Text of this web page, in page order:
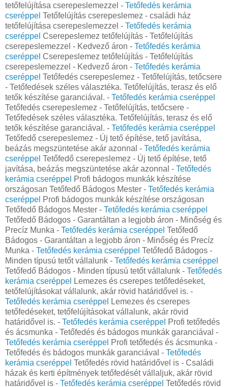
tetőfelújítása cserepeslemezzel - Tetőfedés kerámia
cseréppel Tetőfelújítás cserepeslemez - családi ház
tetőfelújítása cserepeslemezzel - Tetőfedés kerámia
cseréppel Cserepeslemez tetőfelújítás - Tetőfelújítás
cserepeslemezzel - Kedvező áron - Tetőfedés kerámia
cseréppel Cserepeslemez tetőfelújítás - Tetőfelújítás
cserepeslemezzel - Kedvező áron - Tetőfedés kerámia
cseréppel Tetőfedés cserepeslemez - Tetőfelújítás, tetőcsere
- Tetőfedések széles választéka. Tetőfelújítás, terasz és elő
tetők készítése garanciával. - Tetőfedés kerámia cseréppel
Tetőfedés cserepeslemez - Tetőfelújítás, tetőcsere -
Tetőfedések széles választéka. Tetőfelújítás, terasz és elő
tetők készítése garanciával. - Tetőfedés kerámia cseréppel
Tetőfedő cserepeslemez - Új tető építése, tető javítása,
beázás megszüntetése akár azonnal - Tetőfedés kerámia
cseréppel Tetőfedő cserepeslemez - Új tető építése, tető
javítása, beázás megszüntetése akár azonnal - Tetőfedés
kerámia cseréppel Profi bádogos munkák készítése
országosan Tetőfedő Bádogos Mester - Tetőfedés kerámia
cseréppel Profi bádogos munkák készítése országosan
Tetőfedő Bádogos Mester - Tetőfedés kerámia cseréppel
Tetőfedő Bádogos - Garantáltan a legjobb áron - Minőség és
Precíz Munka - Tetőfedés kerámia cseréppel Tetőfedő
Bádogos - Garantáltan a legjobb áron - Minőség és Precíz
Munka - Tetőfedés kerámia cseréppel Tetőfedő Bádogos -
Minden típusú tetőt vállalunk - Tetőfedés kerámia cseréppel
Tetőfedő Bádogos - Minden típusú tetőt vállalunk - Tetőfedés
kerámia cseréppel
Lemezes és cserepes tetőfedéseket,
tetőfelújításokat vállalunk, akár rövid határidővel is. -
Tetőfedés kerámia cseréppel
Lemezes és cserepes
tetőfedéseket, tetőfelújításokat vállalunk, akár rövid
határidővel is. - Tetőfedés kerámia cseréppel Profi tetőfedés
és ácsmunka - Tetőfedés és bádogos munkák garanciával -
Tetőfedés kerámia cseréppel Profi tetőfedés és ácsmunka -
Tetőfedés és bádogos munkák garanciával - Tetőfedés
kerámia cseréppel Tetőfedés rövid határidővel is - Családi
házak és kerti építmények tetőfedését vállaljuk, akár rövid
határidővel is - Tetőfedés kerámia cseréppel Tetőfedés rövid